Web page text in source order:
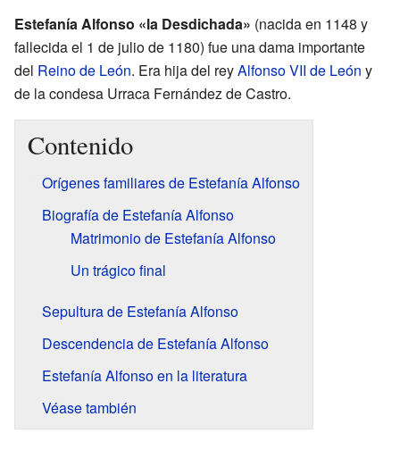
Estefanía Alfonso «la Desdichada» (nacida en 1148 y
fallecida el 1 de julio de 1180) fue una dama importante
del Reino de León. Era hija del reyAlfonso VII de León y
de la condesa Urraca Fernández de Castro.
Contenido
Orígenes familiares de Estefanía Alfonso
Biografía de Estefanía Alfonso
Matrimonio de Estefanía Alfonso
Un trágico final
Sepultura de Estefanía Alfonso
Descendencia de Estefanía Alfonso
Estefanía Alfonso en la literatura
Véase también